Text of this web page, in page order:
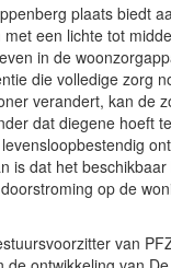
plaats biedt
een lichte tot
in de
die volledige zorg
verandert, kan de
dat diegene hoeft
is dat het
op de
van